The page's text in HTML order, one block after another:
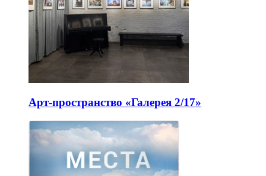
Арт-пространство «Галерея 2/17»